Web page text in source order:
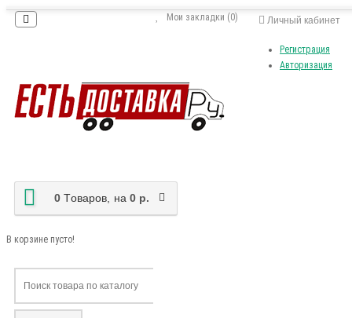
Личный кабинет
Регистрация
Авторизация
Мои закладки (0)
0 Tоваров, на 0 р.
В корзине пусто!